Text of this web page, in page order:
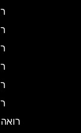
רואה
רואה
רואה